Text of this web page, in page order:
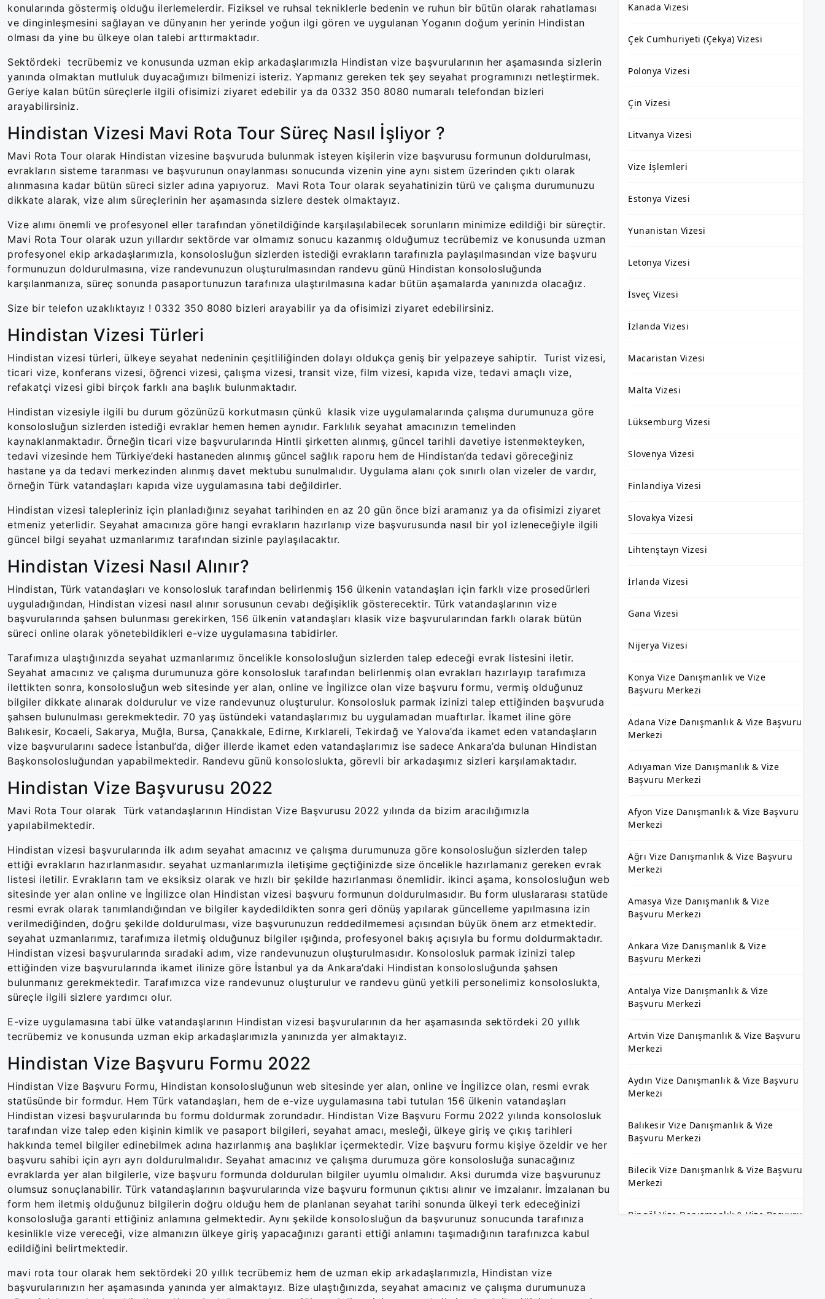
konularında göstermiş olduğu ilerlemelerdir. Fiziksel ve ruhsal tekniklerle bedenin ve ruhun bir bütün olarak rahatlaması
ve dinginleşmesini sağlayan ve dünyanın her yerinde yoğun ilgi gören ve uygulanan Yoganın doğum yerinin Hindistan
olması da yine bu ülkeye olan talebi arttırmaktadır.
Sektördeki tecrübemiz ve konusunda uzman ekip arkadaşlarımızla Hindistan vize başvurularının her aşamasında sizlerin
yanında olmaktan mutluluk duyacağımızı bilmenizi isteriz. Yapmanız gereken tek şey seyahat programınızı netleştirmek.
Geriye kalan bütün süreçlerle ilgili ofisimizi ziyaret edebilir ya da 0332 350 8080 numaralı telefondan bizleri
arayabilirsiniz.
Hindistan Vizesi Mavi Rota Tour Süreç Nasıl İşliyor ?
Mavi Rota Tour olarak Hindistan vizesine başvuruda bulunmak isteyen kişilerin vize başvurusu formunun doldurulması,
evrakların sisteme taranması ve başvurunun onaylanması sonucunda vizenin yine aynı sistem üzerinden çıktı olarak
alınmasına kadar bütün süreci sizler adına yapıyoruz. Mavi Rota Tour olarak seyahatinizin türü ve çalışma durumunuzu
dikkate alarak, vize alım süreçlerinin her aşamasında sizlere destek olmaktayız.
Vize alımı önemli ve profesyonel eller tarafından yönetildiğinde karşılaşılabilecek sorunların minimize edildiği bir süreçtir.
Mavi Rota Tour olarak uzun yıllardır sektörde var olmamız sonucu kazanmış olduğumuz tecrübemiz ve konusunda uzman
profesyonel ekip arkadaşlarımızla, konsolosluğun sizlerden istediği evrakların tarafınızla paylaşılmasından vize başvuru
formunuzun doldurulmasına, vize randevunuzun oluşturulmasından randevu günü Hindistan konsolosluğunda
karşılanmanıza, süreç sonunda pasaportunuzun tarafınıza ulaştırılmasına kadar bütün aşamalarda yanınızda olacağız.
Size bir telefon uzaklıktayız ! 0332 350 8080 bizleri arayabilir ya da ofisimizi ziyaret edebilirsiniz.
Hindistan Vizesi Türleri
Hindistan vizesi türleri, ülkeye seyahat nedeninin çeşitliliğinden dolayı oldukça geniş bir yelpazeye sahiptir. Turist vizesi,
ticari vize, konferans vizesi, öğrenci vizesi, çalışma vizesi, transit vize, film vizesi, kapıda vize, tedavi amaçlı vize,
refakatçi vizesi gibi birçok farklı ana başlık bulunmaktadır.
Hindistan vizesiyle ilgili bu durum gözünüzü korkutmasın çünkü klasik vize uygulamalarında çalışma durumunuza göre
konsolosluğun sizlerden istediği evraklar hemen hemen aynıdır. Farklılık seyahat amacınızın temelinden
kaynaklanmaktadır. Örneğin ticari vize başvurularında Hintli şirketten alınmış, güncel tarihli davetiye istenmekteyken,
tedavi vizesinde hem Türkiye’deki hastaneden alınmış güncel sağlık raporu hem de Hindistan’da tedavi göreceğiniz
hastane ya da tedavi merkezinden alınmış davet mektubu sunulmalıdır. Uygulama alanı çok sınırlı olan vizeler de vardır,
örneğin Türk vatandaşları kapıda vize uygulamasına tabi değildirler.
Hindistan vizesi talepleriniz için planladığınız seyahat tarihinden en az 20 gün önce bizi aramanız ya da ofisimizi ziyaret
etmeniz yeterlidir. Seyahat amacınıza göre hangi evrakların hazırlanıp vize başvurusunda nasıl bir yol izleneceğiyle ilgili
güncel bilgi seyahat uzmanlarımız tarafından sizinle paylaşılacaktır.
Hindistan Vizesi Nasıl Alınır?
Hindistan, Türk vatandaşları ve konsolosluk tarafından belirlenmiş 156 ülkenin vatandaşları için farklı vize prosedürleri
uyguladığından, Hindistan vizesi nasıl alınır sorusunun cevabı değişiklik gösterecektir. Türk vatandaşlarının vize
başvurularında şahsen bulunması gerekirken, 156 ülkenin vatandaşları klasik vize başvurularından farklı olarak bütün
süreci online olarak yönetebildikleri e-vize uygulamasına tabidirler.
Tarafımıza ulaştığınızda seyahat uzmanlarımız öncelikle konsolosluğun sizlerden talep edeceği evrak listesini iletir.
Seyahat amacınız ve çalışma durumunuza göre konsolosluk tarafından belirlenmiş olan evrakları hazırlayıp tarafımıza
ilettikten sonra, konsolosluğun web sitesinde yer alan, online ve İngilizce olan vize başvuru formu, vermiş olduğunuz
bilgiler dikkate alınarak doldurulur ve vize randevunuz oluşturulur. Konsolosluk parmak izinizi talep ettiğinden başvuruda
şahsen bulunulması gerekmektedir. 70 yaş üstündeki vatandaşlarımız bu uygulamadan muaftırlar. İkamet iline göre
Balıkesir, Kocaeli, Sakarya, Muğla, Bursa, Çanakkale, Edirne, Kırklareli, Tekirdağ ve Yalova’da ikamet eden vatandaşların
vize başvurularını sadece İstanbul’da, diğer illerde ikamet eden vatandaşlarımız ise sadece Ankara’da bulunan Hindistan
Başkonsolosluğundan yapabilmektedir. Randevu günü konsoloslukta, görevli bir arkadaşımız sizleri karşılamaktadır.
Hindistan Vize Başvurusu 2022
Mavi Rota Tour olarak Türk vatandaşlarının Hindistan Vize Başvurusu 2022 yılında da bizim aracılığımızla
yapılabilmektedir.
Hindistan vizesi başvurularında ilk adım seyahat amacınız ve çalışma durumunuza göre konsolosluğun sizlerden talep
ettiği evrakların hazırlanmasıdır. seyahat uzmanlarımızla iletişime geçtiğinizde size öncelikle hazırlamanız gereken evrak
listesi iletilir. Evrakların tam ve eksiksiz olarak ve hızlı bir şekilde hazırlanması önemlidir. ikinci aşama, konsolosluğun web
sitesinde yer alan online ve İngilizce olan Hindistan vizesi başvuru formunun doldurulmasıdır. Bu form uluslararası statüde
resmi evrak olarak tanımlandığından ve bilgiler kaydedildikten sonra geri dönüş yapılarak güncelleme yapılmasına izin
verilmediğinden, doğru şekilde doldurulması, vize başvurunuzun reddedilmemesi açısından büyük önem arz etmektedir.
seyahat uzmanlarımız, tarafımıza iletmiş olduğunuz bilgiler ışığında, profesyonel bakış açısıyla bu formu doldurmaktadır.
Hindistan vizesi başvurularında sıradaki adım, vize randevunuzun oluşturulmasıdır. Konsolosluk parmak izinizi talep
ettiğinden vize başvurularında ikamet ilinize göre İstanbul ya da Ankara’daki Hindistan konsolosluğunda şahsen
bulunmanız gerekmektedir. Tarafımızca vize randevunuz oluşturulur ve randevu günü yetkili personelimiz konsoloslukta,
süreçle ilgili sizlere yardımcı olur.
E-vize uygulamasına tabi ülke vatandaşlarının Hindistan vizesi başvurularının da her aşamasında sektördeki 20 yıllık
tecrübemiz ve konusunda uzman ekip arkadaşlarımızla yanınızda yer almaktayız.
Hindistan Vize Başvuru Formu 2022
Hindistan Vize Başvuru Formu, Hindistan konsolosluğunun web sitesinde yer alan, online ve İngilizce olan, resmi evrak
statüsünde bir formdur. Hem Türk vatandaşları, hem de e-vize uygulamasına tabi tutulan 156 ülkenin vatandaşları
Hindistan vizesi başvurularında bu formu doldurmak zorundadır. Hindistan Vize Başvuru Formu 2022 yılında konsolosluk
tarafından vize talep eden kişinin kimlik ve pasaport bilgileri, seyahat amacı, mesleği, ülkeye giriş ve çıkış tarihleri
hakkında temel bilgiler edinebilmek adına hazırlanmış ana başlıklar içermektedir. Vize başvuru formu kişiye özeldir ve her
başvuru sahibi için ayrı ayrı doldurulmalıdır. Seyahat amacınız ve çalışma durumuza göre konsolosluğa sunacağınız
evraklarda yer alan bilgilerle, vize başvuru formunda doldurulan bilgiler uyumlu olmalıdır. Aksi durumda vize başvurunuz
olumsuz sonuçlanabilir. Türk vatandaşlarının başvurularında vize başvuru formunun çıktısı alınır ve imzalanır. İmzalanan bu
form hem iletmiş olduğunuz bilgilerin doğru olduğu hem de planlanan seyahat tarihi sonunda ülkeyi terk edeceğinizi
konsolosluğa garanti ettiğiniz anlamına gelmektedir. Aynı şekilde konsolosluğun da başvurunuz sonucunda tarafınıza
kesinlikle vize vereceği, vize almanızın ülkeye giriş yapacağınızı garanti ettiği anlamını taşımadığının tarafınızca kabul
edildiğini belirtmektedir.
mavi rota tour olarak hem sektördeki 20 yıllık tecrübemiz hem de uzman ekip arkadaşlarımızla, Hindistan vize
başvurularınızın her aşamasında yanında yer almaktayız. Bize ulaştığınızda, seyahat amacınız ve çalışma durumunuza
Kanada Vizesi
Çek Cumhuriyeti (Çekya) Vizesi
Polonya Vizesi
Çin Vizesi
Litvanya Vizesi
Vize İşlemleri
Estonya Vizesi
Yunanistan Vizesi
Letonya Vizesi
İsveç Vizesi
İzlanda Vizesi
Macaristan Vizesi
Malta Vizesi
Lüksemburg Vizesi
Slovenya Vizesi
Finlandiya Vizesi
Slovakya Vizesi
Lihtenştayn Vizesi
İrlanda Vizesi
Gana Vizesi
Nijerya Vizesi
Konya Vize Danışmanlık ve Vize
Başvuru Merkezi
Adana Vize Danışmanlık & Vize Başvuru
Merkezi
Adıyaman Vize Danışmanlık & Vize
Başvuru Merkezi
Afyon Vize Danışmanlık & Vize Başvuru
Merkezi
Ağrı Vize Danışmanlık & Vize Başvuru
Merkezi
Amasya Vize Danışmanlık & Vize
Başvuru Merkezi
Ankara Vize Danışmanlık & Vize
Başvuru Merkezi
Antalya Vize Danışmanlık & Vize
Başvuru Merkezi
Artvin Vize Danışmanlık & Vize Başvuru
Merkezi
Aydın Vize Danışmanlık & Vize Başvuru
Merkezi
Balıkesir Vize Danışmanlık & Vize
Başvuru Merkezi
Bilecik Vize Danışmanlık & Vize Başvuru
Merkezi
Bingöl Vize Danışmanlık & Vize Başvuru